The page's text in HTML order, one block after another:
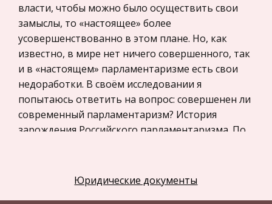
Разное
Уголовное и уголовно-исполнительное
право
Налоговое право
Техника
Компьютеры, Программирование
История экономических учений
Физкультура и Спорт
власти, чтобы можно было осуществить свои
замыслы, то «настоящее» более
усовершенствованно в этом плане. Но, как
известно, в мире нет ничего совершенного, так
и в «настоящем» парламентаризме есть свои
недоработки. В своём исследовании я
попытаюсь ответить на вопрос: совершенен ли
современный парламентаризм? История
зарождения Российского парламентаризма. По
революции 1905-1907 гг. Во второй половине
дня 9 января 1905 г. в ответ на увольнения
Юридические документы